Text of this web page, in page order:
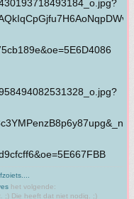
het volgende:
;) Die heeft dat niet nodig. ;)